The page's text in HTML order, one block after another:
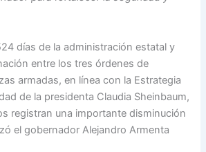
días de la administración estatal y
entre los tres órdenes de
armadas, en línea con la Estrategia
de la presidenta Claudia Sheinbaum,
registran una importante disminución
el gobernador Alejandro Armenta